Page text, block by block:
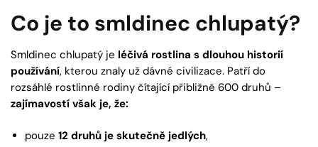
Co je to smldinec chlupatý?
Smldinec chlupatý je léčivá rostlina s dlouhou historií
používání, kterou znaly už dávné civilizace. Patří do
rozsáhlé rostlinné rodiny čítající přibližně 600 druhů –
zajímavostí však je, že:
pouze 12 druhů je skutečně jedlých,